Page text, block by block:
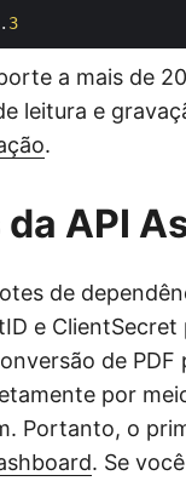
. 3
a mais de
leitura e
.
API
de
e
de
por
Portanto, o
. Se